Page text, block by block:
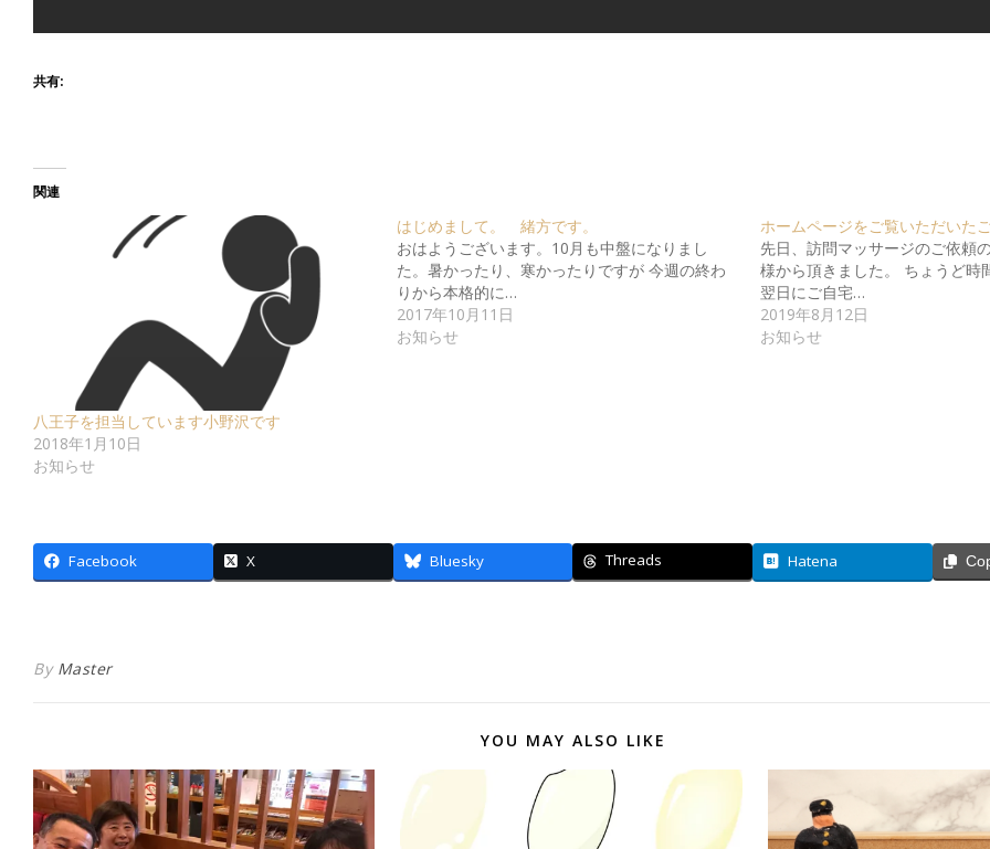
共有:
関連
八王子を担当しています小野沢です
2018年1月10日
お知らせ
はじめまして。 緒方です。
おはようございます。10月も中盤になりまし
た。暑かったり、寒かったりですが 今週の終わ
りから本格的に…
2017年10月11日
お知らせ
ホームページをご覧いただいた
先日、訪問マッサージのご依頼
様から頂きました。 ちょうど時
翌日にご自宅…
2019年8月12日
お知らせ
Facebook X Bluesky Threads Hatena
By Master
YOU MAY ALSO LIKE